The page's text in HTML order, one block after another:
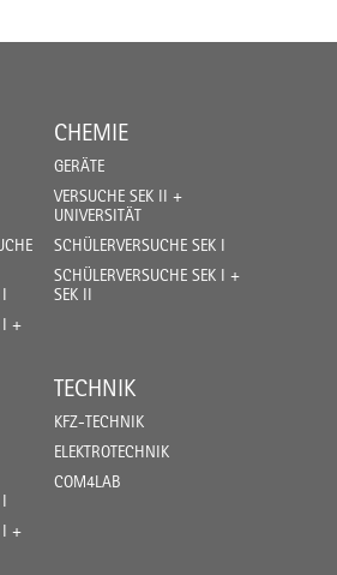
I +
CHEMIE
GERÄTE
VERSUCHE SEK II +
UNIVERSITÄT
SCHÜLERVERSUCHE SEK I
SCHÜLERVERSUCHE SEK I +
SEK II
I +
TECHNIK
KFZ-TECHNIK
ELEKTROTECHNIK
COM4LAB